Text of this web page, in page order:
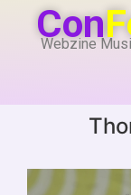
Con
Webzine